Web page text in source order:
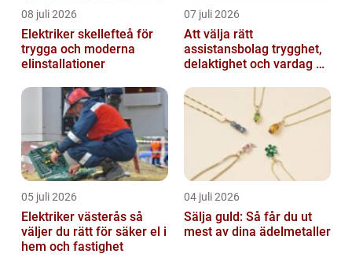
08 juli 2026
Elektriker skellefteå för
trygga och moderna
elinstallationer
07 juli 2026
Att välja rätt
assistansbolag trygghet,
delaktighet och vardag på
05 juli 2026
Elektriker västerås så
väljer du rätt för säker el i
hem och fastighet
04 juli 2026
Sälja guld: Så får du ut
mest av dina ädelmetaller